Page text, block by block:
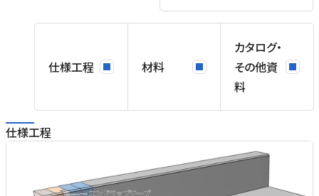
仕様工程 材料
カタログ・
その他資
料
仕様工程